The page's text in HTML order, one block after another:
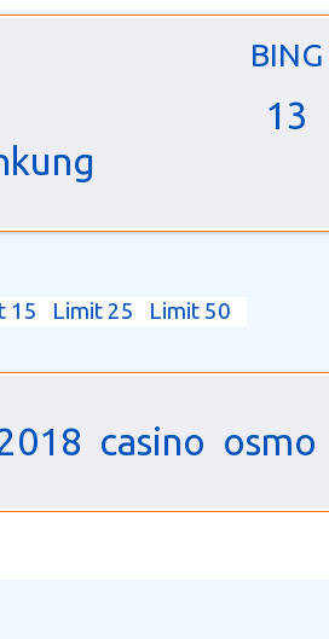
BING
13
15 Limit 25 Limit 50
casino osmo